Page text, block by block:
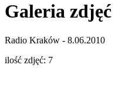
Galeria zdjęć
Radio Kraków - 8.06.2010
ilość zdjęć: 7